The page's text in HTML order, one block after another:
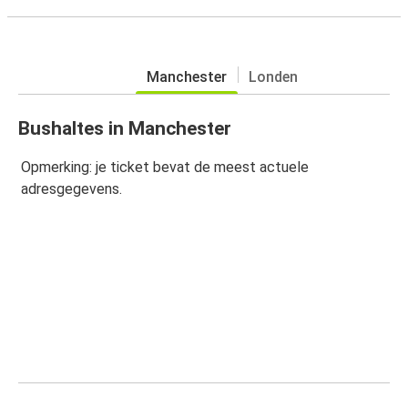
Manchester Londen
Bushaltes in Manchester
Opmerking: je ticket bevat de meest actuele
adresgegevens.